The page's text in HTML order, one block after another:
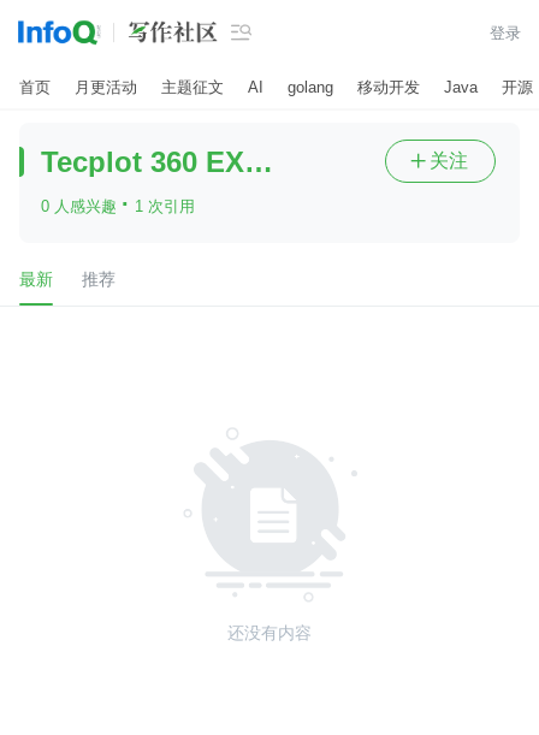
 登录
首页 月更活动 主题征文 AI golang 移动开发 Java 开源
Tecplot 360 EX 2021 R1
0 人感兴趣 · 1 次引用
 关注
最新 推荐
还没有内容